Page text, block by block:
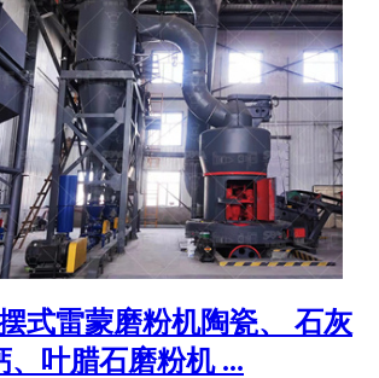
式雷蒙磨粉机陶瓷、 石灰
、叶腊石磨粉机 ...